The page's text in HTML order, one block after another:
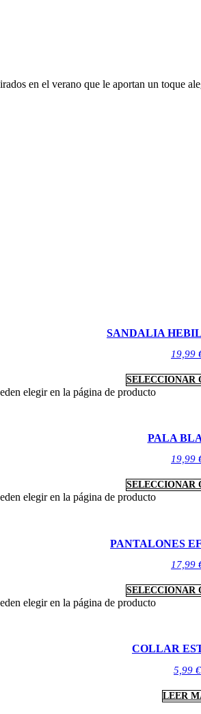
en el verano que le aportan un toque
SANDALIA
19,99
SELECCIONAR
elegir en la página de producto
PALA
19,99
SELECCIONAR
elegir en la página de producto
PANTALONES
17,99
SELECCIONAR
elegir en la página de producto
COLLAR
5,99 €
LEER